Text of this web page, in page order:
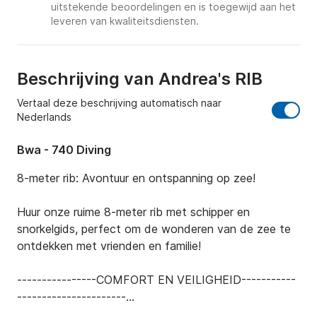
uitstekende beoordelingen en is toegewijd aan het
leveren van kwaliteitsdiensten.
Beschrijving van Andrea's RIB
Vertaal deze beschrijving automatisch naar
Nederlands
Bwa - 740 Diving
8-meter rib: Avontuur en ontspanning op zee!
Huur onze ruime 8-meter rib met schipper en
snorkelgids, perfect om de wonderen van de zee te
ontdekken met vrienden en familie!
----------------COMFORT EN VEILIGHEID-----------
----------------------